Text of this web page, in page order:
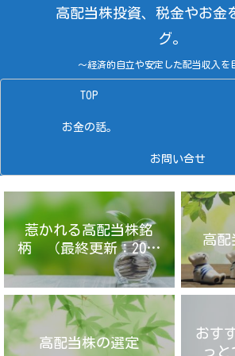
高配当株投資、税金やお金
グ。
～経済的自立や安定した配当収入を
TOP
お金の話。
お問い合せ
惹かれる高配当株銘
柄 （最終更新：2025
年4月14日）
高配
高配当株の選定
おす
っ